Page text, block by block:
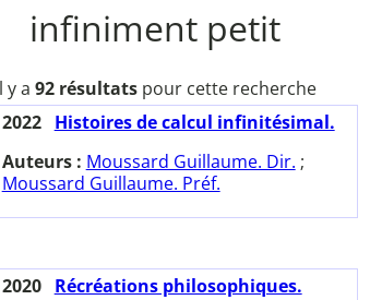
infiniment petit
y a 92 résultatspour cette recherche
2022
Histoires de calcul infinitésimal.
Auteurs : Moussard Guillaume. Dir. ;
Moussard Guillaume. Préf.
2020
Récréations philosophiques.